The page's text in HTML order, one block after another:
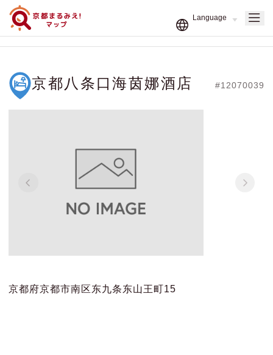
京都八条口海茵娜酒店 #12070039
京都府京都市南区东九条东山王町15